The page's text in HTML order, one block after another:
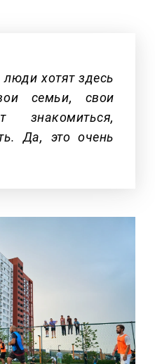
хотят здесь
семьи, свои
знакомиться,
Да, это очень